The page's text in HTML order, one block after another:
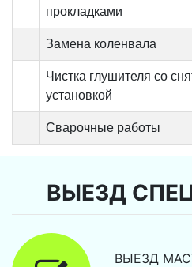
прокладками
Замена коленвала
Чистка глушителя со
установкой
Сварочные работы
ВЫЕЗД
ВЫЕЗД